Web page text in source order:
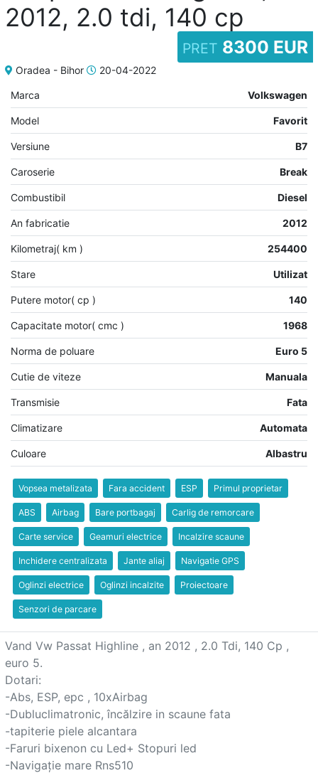
Favorite
Ajutor
2012, 2.0 tdi, 140 cp
PRET 8300 EUR
Oradea - Bihor 20-04-2022
Marca Volkswagen
Model Favorit
Versiune B7
Caroserie Break
Combustibil Diesel
An fabricatie 2012
Kilometraj( km ) 254400
Stare Utilizat
Putere motor( cp ) 140
Capacitate motor( cmc ) 1968
Norma de poluare Euro 5
Cutie de viteze Manuala
Transmisie Fata
Climatizare Automata
Culoare Albastru
Vopsea metalizata Fara accident ESP Primul proprietar
ABS Airbag Bare portbagaj Carlig de remorcare
Carte service Geamuri electrice Incalzire scaune
Inchidere centralizata Jante aliaj Navigatie GPS
Oglinzi electrice Oglinzi incalzite Proiectoare
Senzori de parcare
Vand Vw Passat Highline , an 2012 , 2.0 Tdi, 140 Cp ,
euro 5.
Dotari:
-Abs, ESP, epc , 10xAirbag
-Dubluclimatronic, încălzire in scaune fata
-tapiterie piele alcantara
-Faruri bixenon cu Led+ Stopuri led
-Navigație mare Rns510